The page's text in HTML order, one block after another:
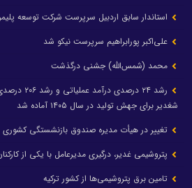
استاندار سابق اردبیل سرپرست شرکت توسعه
علی‌اکبر پورابراهیم سرپرست نیکو شد
محمد (شمس‌الله) جشنی درگذشت
رشد ۲۴
شغدیر برای جهش تولید در سال ۱۴۰۵ آماده شد
تغییر در هیأت مدیره صندوق بازنشستگی کشوری
پتروشیمی غدیر، درگیری مدیرعامل با یکی از
تامین برق پتروشیمی‌ها از کشور ترکیه